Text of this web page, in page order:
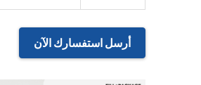
أرسل استفسارك الآن